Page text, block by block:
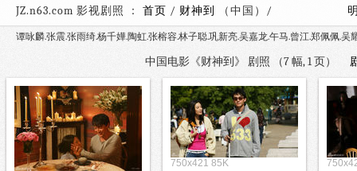
JZ.n63.com 影视剧照 ： 首页 / 财神到 （中国）/
谭咏麟.张震.张雨绮.杨千嬅.陶虹.张榕容.林子聪.巩新亮.吴嘉龙.午马.曾江.郑佩佩.吴
中国电影《财神到》 剧照 （7 幅, 1 页）
750x421 85K